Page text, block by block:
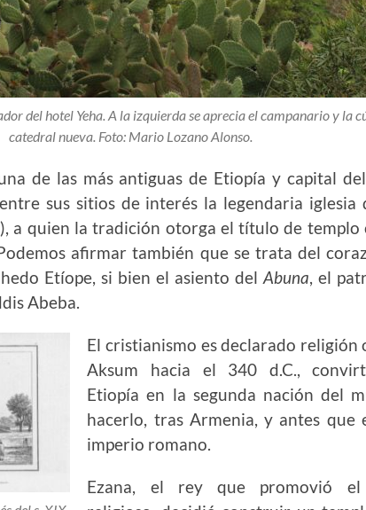
del hotel Yeha. A la izquierda se aprecia el campanario y la
catedral nueva. Foto: Mario Lozano Alonso.
de las más antiguas de Etiopía y capital
sus sitios de interés la legendaria iglesia
), a quien la tradición otorga el título de templo
afirmar también que se trata del
Etíope, si bien el asiento del Abuna, el
Abeba.
El cristianismo es declarado religión
Aksum hacia el 340 d.C.,
Etiopía en la segunda nación del
hacerlo, tras Armenia, y antes que
imperio romano.
Ezana, el rey que promovió el